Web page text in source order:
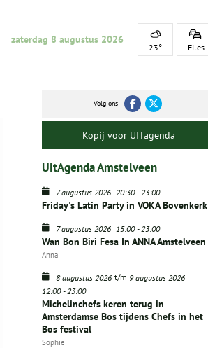
zaterdag 8 augustus 2026
23° Files
Volg ons
Kopij voor UITagenda
UitAgenda Amstelveen
7 augustus 2026 20:30-23:00
Friday's Latin Party in VOKA Bovenkerk
7 augustus 2026 15:00-23:00
Wan Bon Biri Fesa In ANNA Amstelveen
Anna
8 augustus 2026 t/m 9 augustus 2026
12:00-23:00
Michelinchefs keren terug in
Amsterdamse Bos tijdens Chefs in het
Bos festival
Sophie